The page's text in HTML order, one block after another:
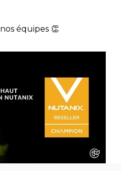
équipes 👏